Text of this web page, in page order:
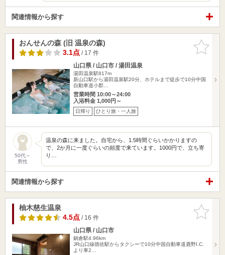
関連情報から探す
お気に入
りに追加
おんせんの森 (旧 温泉の森)
3.1点/ 17 件
山口県 / 山口市 / 湯田温泉
湯田温泉駅817m
新山口駅から湯田温泉駅20分、ホテルまで徒歩で10分中国
自動車道小郡…
営業時間 10:00～24:00
入浴料金 1,000円～
日帰り ひとり旅・一人旅
50代～
男性
温泉の森に来ました。自宅から、1.5時間ぐらいかかりますの
で、2か月に一度ぐらいの頻度で来ています。1000円で、立ち寄
り…
関連情報から探す
お気に入
りに追加
柚木慈生温泉
4.5点/ 16 件
山口県 / 山口市
鍋倉駅4.96km
JR山口線徳佐駅からタクシーで10分中国自動車道鹿野I.C.
より車2…